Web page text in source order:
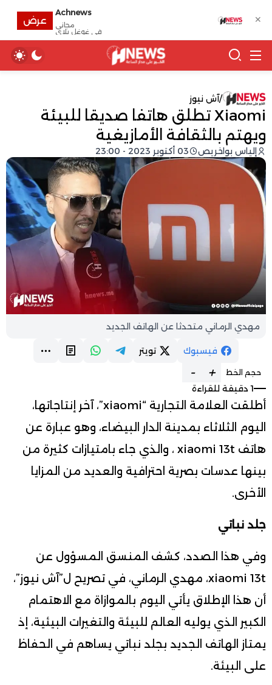
/آش نيوز
Xiaomi تطلق هاتفا صديقا للبيئة
ويهتم بالثقافة الأمازيغية
إلياس بواخريص 03 أكتوبر 2023 - 23:00
مهدي الرماني متحدثا عن الهاتف الجديد
فيسبوك تويتر
حجم الخط +
-
1 دقيقة للقراءة
أطلقت العلامة التجارية “xiaomi”، آخر إنتاجاتها،
اليوم الثلاثاء بمدينة الدار البيضاء، وهو عبارة عن
هاتف xiaomi 13t ، والذي جاء بامتيازات كثيرة من
بينها عدسات بصرية احترافية والعديد من المزايا
الأخرى.
جلد نباتي
وفي هذا الصدد، كشف المنسق المسؤول عن
xiaomi 13t، مهدي الرماني، في تصريح ل”آش نيوز”،
أن هذا الإطلاق يأتي اليوم بالموازاة مع الاهتمام
الكبير الذي يوليه العالم للبيئة والتغيرات البيئية، إذ
يمتاز الهاتف الجديد بجلد نباتي يساهم في الحفاظ
على البيئة.
✕
Achnews
مجانى
في غوغل بلاي
عرض